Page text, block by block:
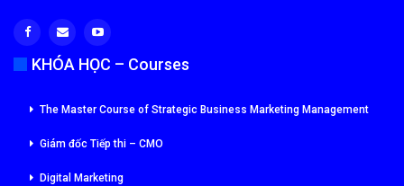
KHÓA HỌC – Courses
The Master Course of Strategic Business Marketing Management
Giám đốc Tiếp thi – CMO
Digital Marketing